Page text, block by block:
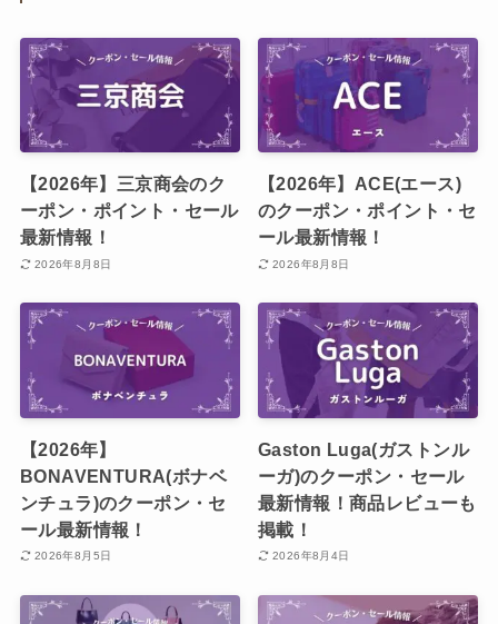
【2026年】三京商会のク
ーポン・ポイント・セール
最新情報！
2026年8月8日
【2026年】ACE(エース)
のクーポン・ポイント・セ
ール最新情報！
2026年8月8日
【2026年】
BONAVENTURA(ボナベ
ンチュラ)のクーポン・セ
ール最新情報！
2026年8月5日
Gaston Luga(ガストンル
ーガ)のクーポン・セール
最新情報！商品レビューも
掲載！
2026年8月4日